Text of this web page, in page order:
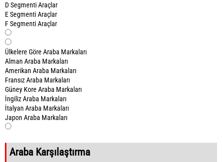
D Segmenti Araçlar
E Segmenti Araçlar
F Segmenti Araçlar
Ülkelere Göre Araba Markaları
Alman Araba Markaları
Amerikan Araba Markaları
Fransız Araba Markaları
Güney Kore Araba Markaları
İngiliz Araba Markaları
İtalyan Araba Markaları
Japon Araba Markaları
Araba Karşılaştırma